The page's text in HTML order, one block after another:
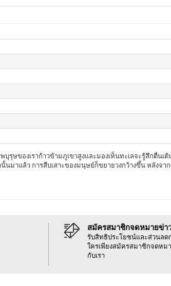
ษของเราก้าวข้ามภูเขาสูงและมองเห็นทะเลจะรู้สึกตื่นเ
นมาแล้ว การสืบเสาะของมนุษย์ก็ขยายวงกว้างขึ้น หลังจ
สมัครสมาชิกจดหมายข่า
รับสิทธิประโยชน์และส่วนลด
ใครเพียงสมัครสมาชิกจดหม
กับเรา